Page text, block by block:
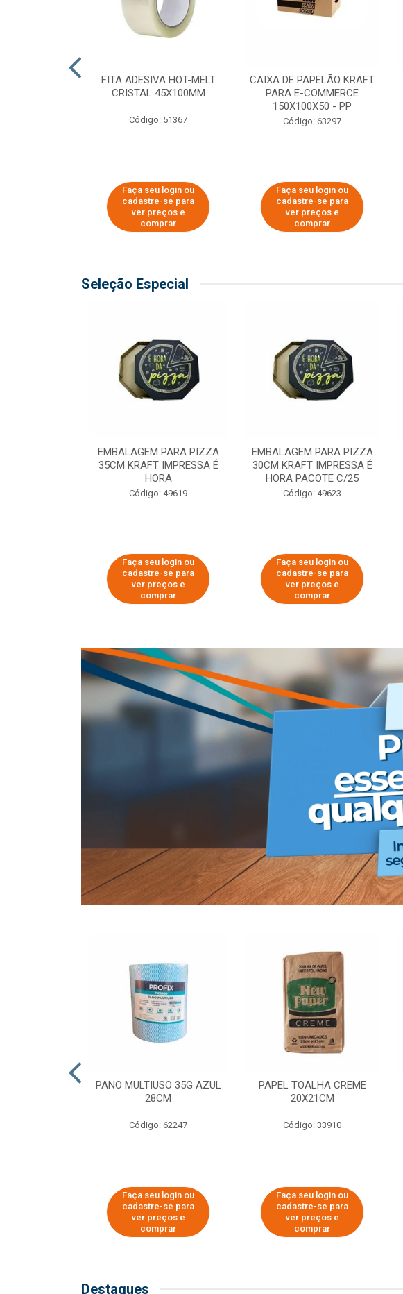
FITA ADESIVA HOT-MELT
CRISTAL 45X100MM
Código: 51367
Faça seu login ou
cadastre-se para
ver preços e
comprar
CAIXA DE PAPELÃO KRAFT
PARA E-COMMERCE
150X100X50 - PP
Código: 63297
Faça seu login ou
cadastre-se para
ver preços e
comprar
Seleção Especial
EMBALAGEM PARA PIZZA
35CM KRAFT IMPRESSA É
HORA
Código: 49619
Faça seu login ou
cadastre-se para
ver preços e
comprar
EMBALAGEM PARA PIZZA
30CM KRAFT IMPRESSA É
HORA PACOTE C/25
Código: 49623
Faça seu login ou
cadastre-se para
ver preços e
comprar
PANO MULTIUSO 35G AZUL
28CM
Código: 62247
Faça seu login ou
cadastre-se para
ver preços e
comprar
PAPEL TOALHA CREME
20X21CM
Código: 33910
Faça seu login ou
cadastre-se para
ver preços e
comprar
Destaques